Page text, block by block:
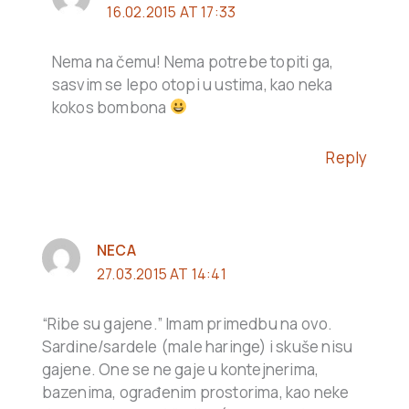
16.02.2015 AT 17:33
Nema na čemu! Nema potrebe topiti ga,
sasvim se lepo otopi u ustima, kao neka
kokos bombona
Reply
NECA
27.03.2015 AT 14:41
“Ribe su gajene.” Imam primedbu na ovo.
Sardine/sardele (male haringe) i skuše nisu
gajene. One se ne gaje u kontejnerima,
bazenima, ograđenim prostorima, kao neke